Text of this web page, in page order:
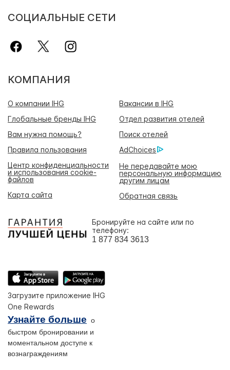
СОЦИАЛЬНЫЕ СЕТИ
КОМПАНИЯ
О компании IHG
Вакансии в IHG
Глобальные бренды IHG
Отдел развития отелей
Вам нужна помощь?
Поиск отелей
Правила пользования
AdChoices
Центр конфиденциальности
и использования cookie-
файлов
Не передавайте мою
персональную информацию
другим лицам
Карта сайта
Обратная связь
Бронируйте на сайте или по
телефону:
1 877 834 3613
Загрузите приложение IHG
One Rewards
Узнайте больше о
быстром бронировании и
моментальном доступе к
вознаграждениям